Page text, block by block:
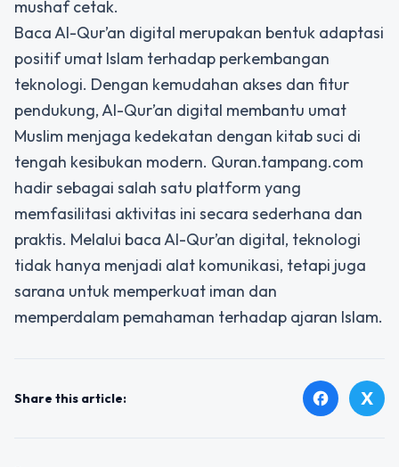
mushaf cetak.
Baca Al-Qur’an digital merupakan bentuk adaptasi
positif umat Islam terhadap perkembangan
teknologi. Dengan kemudahan akses dan fitur
pendukung, Al-Qur’an digital membantu umat
Muslim menjaga kedekatan dengan kitab suci di
tengah kesibukan modern. Quran.tampang.com
hadir sebagai salah satu platform yang
memfasilitasi aktivitas ini secara sederhana dan
praktis. Melalui baca Al-Qur’an digital, teknologi
tidak hanya menjadi alat komunikasi, tetapi juga
sarana untuk memperkuat iman dan
memperdalam pemahaman terhadap ajaran Islam.
Share this article: facebook X